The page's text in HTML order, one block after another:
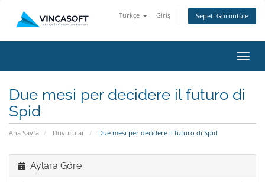
Türkçe Giriş Sepeti Görüntüle
Due mesi per decidere il futuro di
Spid
Ana Sayfa Duyurular Due mesi per decidere il futuro di Spid
Aylara Göre